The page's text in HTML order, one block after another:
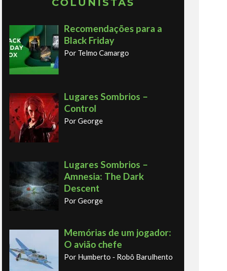
Recomendações para a
Black Friday
Por Telmo Camargo
Lugares Sombrios –
Control
Por George
Lugares Sombrios –
Amnesia: The Dark
Descent
Por George
Memórias de um jogador:
O avião chefe
Por Humberto - Robô Barulhento